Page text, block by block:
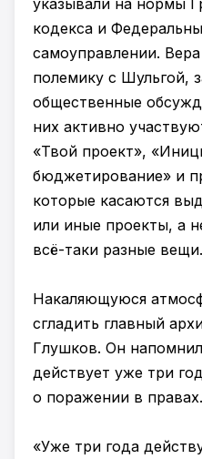
кодекса и
самоуправлении.
полемику с Шульгой,
общественные
них активно
«Твой проект»,
бюджетирование» и
которые касаются
или иные проекты, а
всё-таки разные вещи.
Накаляющуюся
сгладить главный
Глушков. Он
действует уже три
о поражении в правах.
«Уже три года